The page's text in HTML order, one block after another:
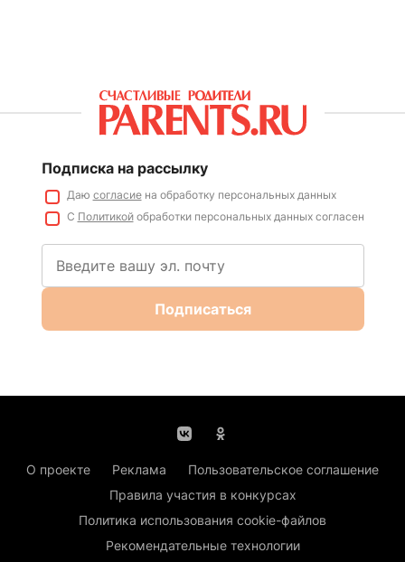
Подписка на рассылку
Даю согласиена обработку персональных данных
С Политикойобработки персональных данных согласен
Подписаться
О проекте Реклама
Пользовательское соглашение
Правила участия в конкурсах
Политика использования cookie-файлов
Рекомендательные технологии